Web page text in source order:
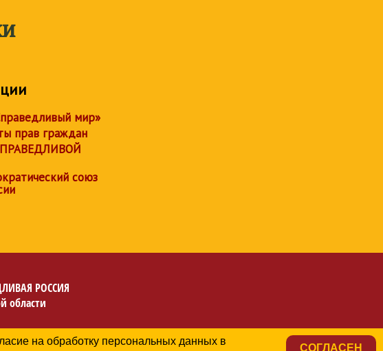
мир»
прав граждан
союз
РОССИЯ
области
данных
на обработку персональных данных в
СОГЛАСЕН